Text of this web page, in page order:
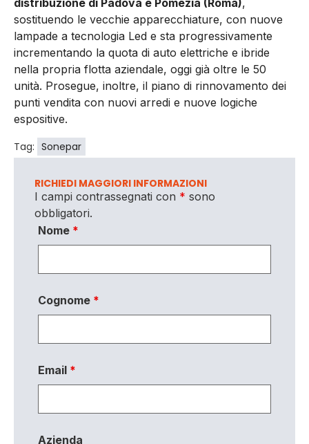
distribuzione di Padova e Pomezia (Roma),
sostituendo le vecchie apparecchiature, con nuove
lampade a tecnologia Led e sta progressivamente
incrementando la quota di auto elettriche e ibride
nella propria flotta aziendale, oggi già oltre le 50
unità. Prosegue, inoltre, il piano di rinnovamento dei
punti vendita con nuovi arredi e nuove logiche
espositive.
Tag: Sonepar
RICHIEDI MAGGIORI INFORMAZIONI
I campi contrassegnati con * sono
obbligatori.
Nome *
Cognome *
Email *
Azienda